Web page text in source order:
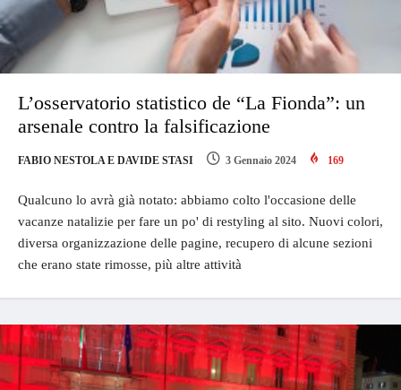
L’osservatorio statistico de “La Fionda”: un
arsenale contro la falsificazione
FABIO NESTOLA E DAVIDE STASI 3 Gennaio 2024 169
Qualcuno lo avrà già notato: abbiamo colto l'occasione delle
vacanze natalizie per fare un po' di restyling al sito. Nuovi colori,
diversa organizzazione delle pagine, recupero di alcune sezioni
che erano state rimosse, più altre attività